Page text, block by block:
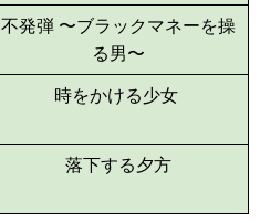
不発弾 〜ブラックマネーを操
る男〜
時をかける少女
落下する夕方